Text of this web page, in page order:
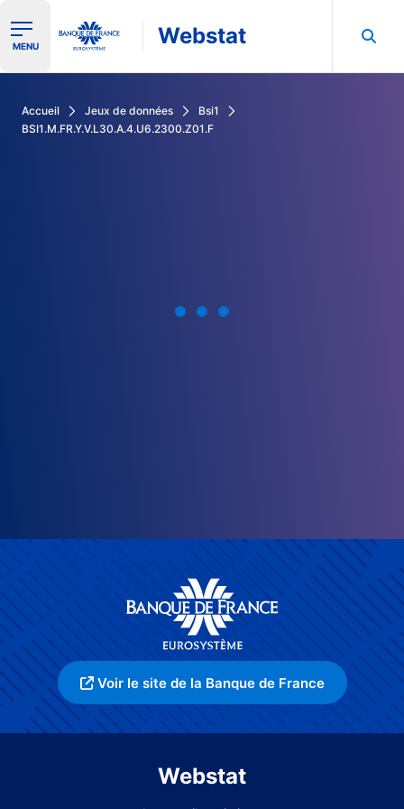
Ouvrir le menu de navigation
MENU Webstat
Accueil Jeux de données
Bsi1
BSI1.M.FR.Y.V.L30.A.4.U6.2300.Z01.F
Voir le site de la Banque de France
Webstat